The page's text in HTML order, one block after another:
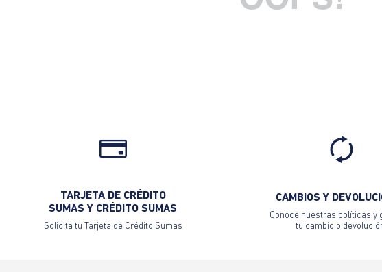
TARJETA DE CRÉDITO
SUMAS Y CRÉDITO SUMAS
Solicita tu Tarjeta de Crédito Sumas
CAMBIOS Y
Conoce nuestras políticas y
tu cambio o